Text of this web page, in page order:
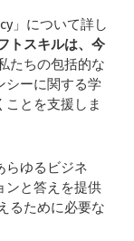
」について詳し
トスキルは、今
たちの包括的な
シーに関する学
とを支援しま
らゆるビジネ
ンと答えを提供
るために必要な